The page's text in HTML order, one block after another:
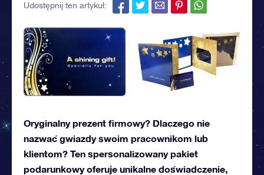
Udostępnij ten artykuł:
Oryginalny prezent firmowy? Dlaczego nie
nazwać gwiazdy swoim pracownikom lub
klientom? Ten spersonalizowany pakiet
podarunkowy oferuje unikalne doświadczenie,